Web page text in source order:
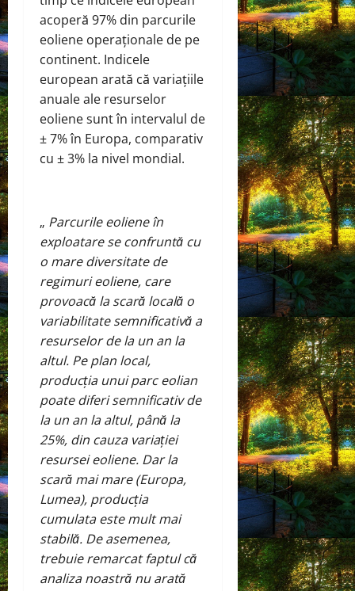
acoperă 97% din parcurile
eoliene operaționale de pe
continent. Indicele
european arată că variațiile
anuale ale resurselor
eoliene sunt în intervalul de
± 7% în Europa, comparativ
cu ± 3% la nivel mondial.
„ Parcurile eoliene în
exploatare se confruntă cu
o mare diversitate de
regimuri eoliene, care
provoacă la scară locală o
variabilitate semnificativă a
resurselor de la un an la
altul. Pe plan local,
producția unui parc eolian
poate diferi semnificativ de
la un an la altul, până la
25%, din cauza variației
resursei eoliene. Dar la
scară mai mare (Europa,
Lumea), producția
cumulata este mult mai
stabilă. De asemenea,
trebuie remarcat faptul că
analiza noastră nu arată